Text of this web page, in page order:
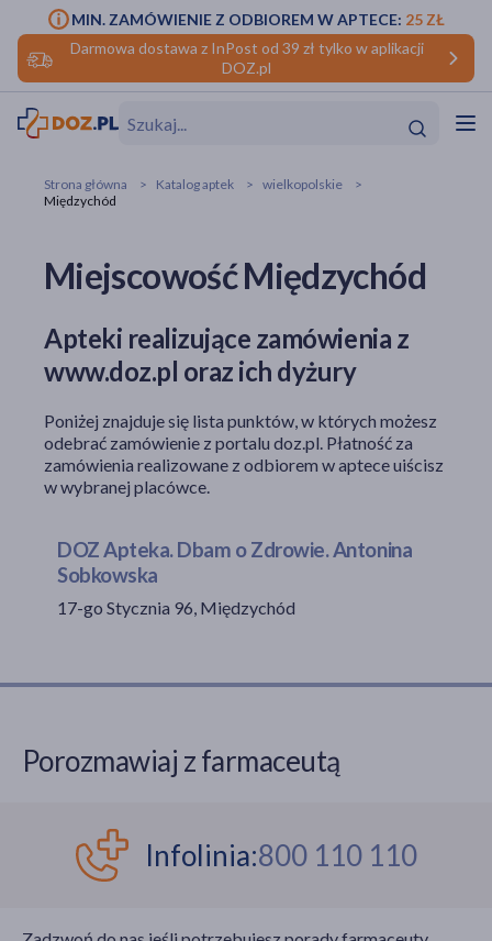
Darmowa dostawa z InPost od 39 zł tylko w aplikacji
DOZ.pl
MIN. ZAMÓWIENIE Z ODBIOREM W APTECE: 25 ZŁ
makijażu
Hit
Strona główna Katalog aptek
wielkopolskie
Międzychód
Miejscowość Międzychód
Apteki realizujące zamówienia z
www.doz.pl oraz ich dyżury
Poniżej znajduje się lista punktów, w których możesz
odebrać zamówienie z portalu doz.pl. Płatność za
zamówienia realizowane z odbiorem w aptece uiścisz
w wybranej placówce.
DOZ Apteka. Dbam o Zdrowie. Antonina
Sobkowska
17-go Stycznia 96, Międzychód
Porozmawiaj z farmaceutą
Infolinia:800 110 110